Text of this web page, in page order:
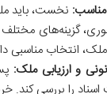
نخست، باید
گزینه‌های مختلف
انتخاب مناسبی
و ارزیابی ملک:
را بررسی کند.